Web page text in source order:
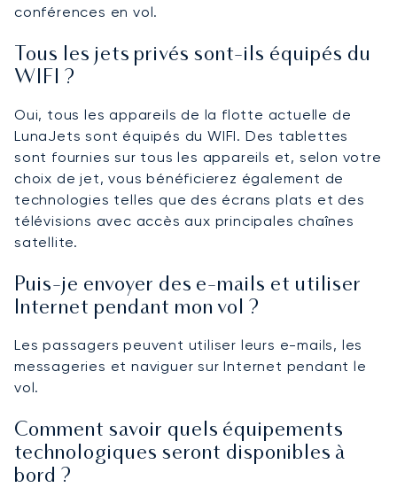
conférences en vol.
Tous les jets privés sont-ils équipés du
WIFI ?
Oui, tous les appareils de la flotte actuelle de
LunaJets sont équipés du WIFI. Des tablettes
sont fournies sur tous les appareils et, selon votre
choix de jet, vous bénéficierez également de
technologies telles que des écrans plats et des
télévisions avec accès aux principales chaînes
satellite.
Puis-je envoyer des e-mails et utiliser
Internet pendant mon vol ?
Les passagers peuvent utiliser leurs e-mails, les
messageries et naviguer sur Internet pendant le
vol.
Comment savoir quels équipements
technologiques seront disponibles à
bord ?